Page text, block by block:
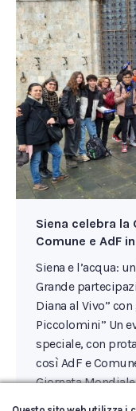
Siena celebra la
Comune e AdF
Siena e l’acqua:
Grande
Diana al Vivo”
Piccolomini” Un
speciale, con
così AdF e
Giornata